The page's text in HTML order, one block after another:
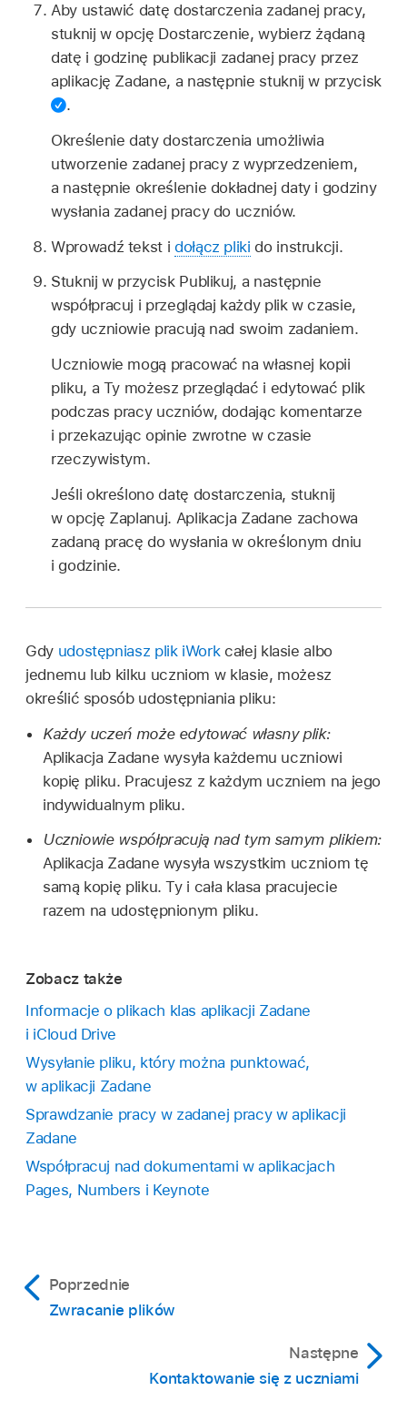
Aby ustawić datę dostarczenia zadanej pracy,
stuknij w opcję Dostarczenie, wybierz żądaną
datę i godzinę publikacji zadanej pracy przez
aplikację Zadane, a następnie stuknij w przycisk
.
Określenie daty dostarczenia umożliwia
utworzenie zadanej pracy z wyprzedzeniem,
a następnie określenie dokładnej daty i godziny
wysłania zadanej pracy do uczniów.
Wprowadź tekst i dołącz pliki do instrukcji.
Stuknij w przycisk Publikuj, a następnie
współpracuj i przeglądaj każdy plik w czasie,
gdy uczniowie pracują nad swoim zadaniem.
Uczniowie mogą pracować na własnej kopii
pliku, a Ty możesz przeglądać i edytować plik
podczas pracy uczniów, dodając komentarze
i przekazując opinie zwrotne w czasie
rzeczywistym.
Jeśli określono datę dostarczenia, stuknij
w opcję Zaplanuj. Aplikacja Zadane zachowa
zadaną pracę do wysłania w określonym dniu
i godzinie.
Gdy udostępniasz plik iWorkcałej klasie albo
jednemu lub kilku uczniom w klasie, możesz
określić sposób udostępniania pliku:
Każdy uczeń może edytować własny plik:
Aplikacja Zadane wysyła każdemu uczniowi
kopię pliku. Pracujesz z każdym uczniem na jego
indywidualnym pliku.
Uczniowie współpracują nad tym samym plikiem:
Aplikacja Zadane wysyła wszystkim uczniom tę
samą kopię pliku. Ty i cała klasa pracujecie
razem na udostępnionym pliku.
Zobacz także
Informacje o plikach klas aplikacji Zadane
i iCloud Drive
Wysyłanie pliku, który można punktować,
w aplikacji Zadane
Sprawdzanie pracy w zadanej pracy w aplikacji
Zadane
Współpracuj nad dokumentami w aplikacjach
Pages, Numbers i Keynote
Poprzednie
Zwracanie plików
Następne
Kontaktowanie się z uczniami